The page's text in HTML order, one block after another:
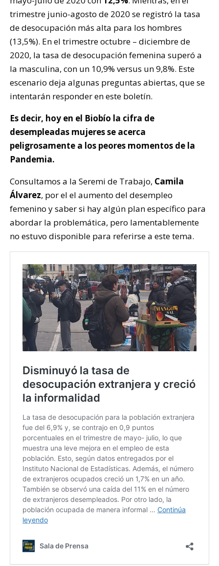
trimestre junio-agosto de 2020 se registró la tasa
de desocupación más alta para los hombres
(13,5%). En el trimestre octubre – diciembre de
2020, la tasa de desocupación femenina superó a
la masculina, con un 10,9% versus un 9,8%. Este
escenario deja algunas preguntas abiertas, que se
intentarán responder en este boletín.
Es decir, hoy en el Biobío la cifra de
desempleadas mujeres se acerca
peligrosamente a los peores momentos de la
Pandemia.
Consultamos a la Seremi de Trabajo, Camila
Álvarez, por el el aumento del desempleo
femenino y saber si hay algún plan específico para
abordar la problemática, pero lamentablemente
no estuvo disponible para referirse a este tema.